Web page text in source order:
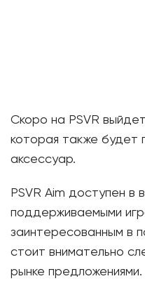
Скоро на PSVR
которая также будет
аксессуар.
PSVR Aim доступен в
поддерживаемыми
заинтересованным в
стоит внимательно
рынке